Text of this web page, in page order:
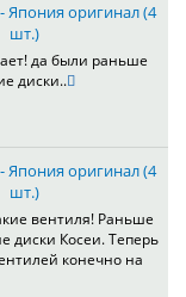
Япония оригинал (4
шт.)
да были раньше
диски..
Япония оригинал (4
шт.)
вентиля! Раньше
диски Косеи. Теперь
конечно на